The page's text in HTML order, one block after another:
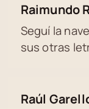
Raimundo
Seguí la
sus otras
Raúl